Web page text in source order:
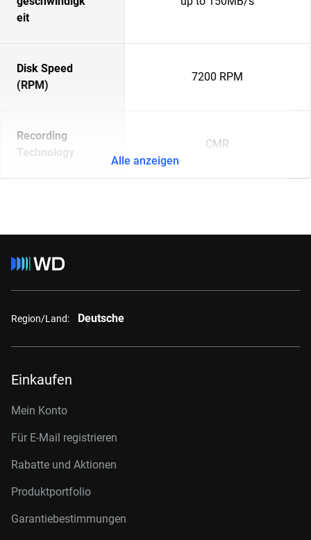
eit
Disk Speed
(RPM)
7200 RPM
Recording
Technology
CMR
Alle anzeigen
Region/Land: Deutsche
Einkaufen
Mein Konto
Für E-Mail registrieren
Rabatte und Aktionen
Produktportfolio
Garantiebestimmungen